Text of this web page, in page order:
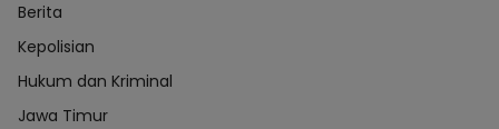
Berita
Kepolisian
Hukum dan Kriminal
Jawa Timur